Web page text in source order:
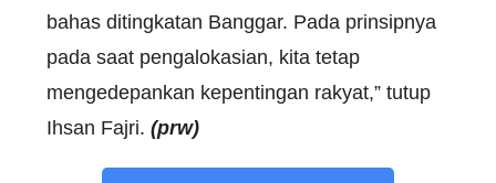
bahas ditingkatan Banggar. Pada prinsipnya
pada saat pengalokasian, kita tetap
mengedepankan kepentingan rakyat,” tutup
Ihsan Fajri. (prw)